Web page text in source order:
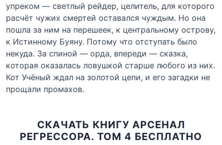
упреком — светлый рейдер, целитель, для которого
расчёт чужих смертей оставался чуждым. Но она
пошла за ним на перешеек, к центральному острову,
к Истинному Буяну. Потому что отступать было
некуда. За спиной — орда, впереди — сказка,
которая оказалась ловушкой старше любого из них.
Кот Учёный ждал на золотой цепи, и его загадки не
прощали промахов.
СКАЧАТЬ КНИГУ АРСЕНАЛ
РЕГРЕССОРА. ТОМ 4 БЕСПЛАТНО